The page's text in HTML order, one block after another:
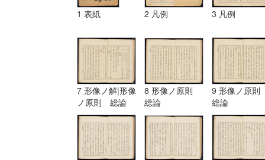
1 表紙 2 凡例 3 凡例
7 形像ノ解|形像
ノ原則 総論
8 形像ノ原則
総論
9 形像ノ原
総論